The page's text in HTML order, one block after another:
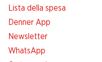
Lista della spesa
Denner App
Newsletter
WhatsApp